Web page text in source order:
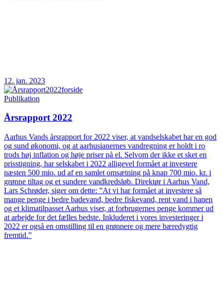
12. jan. 2023
Publikation
Årsrapport 2022
Aarhus Vands årsrapport for 2022 viser, at vandselskabet har en god
og sund økonomi, og at aarhusianernes vandregning er holdt i ro
trods høj inflation og høje priser på el. Selvom der ikke et sket en
prisstigning, har selskabet i 2022 alligevel formået at investere
næsten 500 mio. ud af en samlet omsætning på knap 700 mio. kr. i
grønne tiltag og et sundere vandkredsløb. Direktør i Aarhus Vand,
Lars Schrøder, siger om dette: ”At vi har formået at investere så
mange penge i bedre badevand, bedre fiskevand, rent vand i hanen
og et klimatilpasset Aarhus viser, at forbrugernes penge kommer ud
at arbejde for det fælles bedste. Inkluderet i vores investeringer i
2022 er også en omstilling til en grønnere og mere bæredygtig
fremtid.”